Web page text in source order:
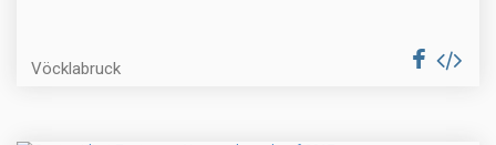
Vöcklabruck